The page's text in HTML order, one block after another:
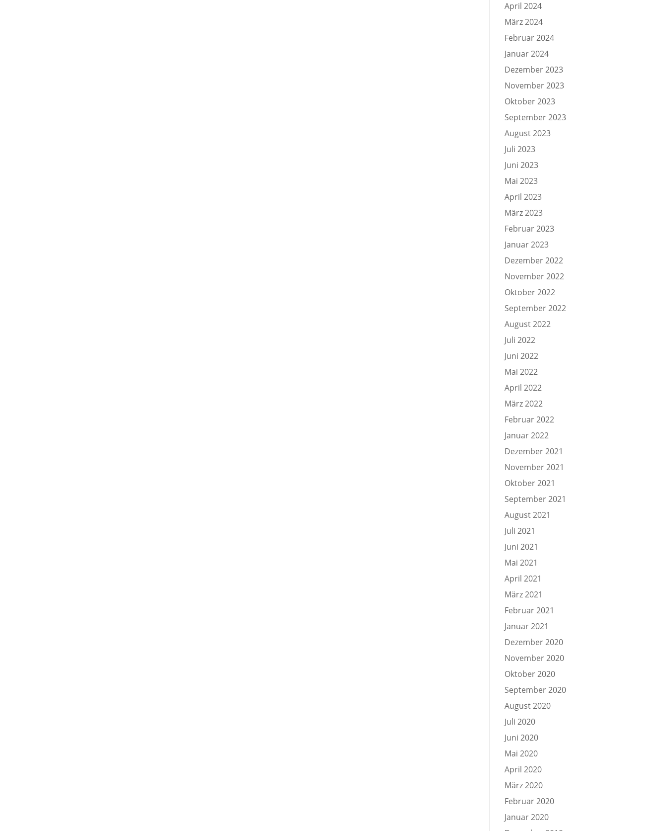
April 2024
März 2024
Februar 2024
Januar 2024
Dezember 2023
November 2023
Oktober 2023
September 2023
August 2023
Juli 2023
Juni 2023
Mai 2023
April 2023
März 2023
Februar 2023
Januar 2023
Dezember 2022
November 2022
Oktober 2022
September 2022
August 2022
Juli 2022
Juni 2022
Mai 2022
April 2022
März 2022
Februar 2022
Januar 2022
Dezember 2021
November 2021
Oktober 2021
September 2021
August 2021
Juli 2021
Juni 2021
Mai 2021
April 2021
März 2021
Februar 2021
Januar 2021
Dezember 2020
November 2020
Oktober 2020
September 2020
August 2020
Juli 2020
Juni 2020
Mai 2020
April 2020
März 2020
Februar 2020
Januar 2020